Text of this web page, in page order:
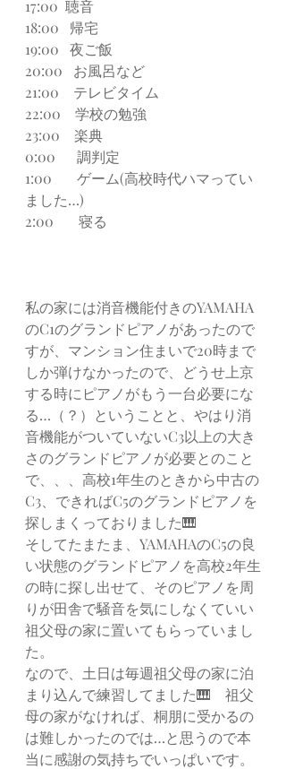
17:00  聴音
18:00   帰宅
19:00   夜ご飯
20:00   お風呂など
21:00    テレビタイム
22:00    学校の勉強
23:00    楽典
0:00      調判定
1:00       ゲーム(高校時代ハマってい
ました…)
2:00       寝る
私の家には消音機能付きのYAMAHA
のC1のグランドピアノがあったので
すが、マンション住まいで20時まで
しか弾けなかったので、どうせ上京
する時にピアノがもう一台必要にな
る…（？）ということと、やはり消
音機能がついていないC3以上の大き
さのグランドピアノが必要とのこと
で、、、高校1年生のときから中古の
C3、できればC5のグランドピアノを
探しまくっておりました🎹
そしてたまたま、YAMAHAのC5の良
い状態のグランドピアノを高校2年生
の時に探し出せて、そのピアノを周
りが田舎で騒音を気にしなくていい
祖父母の家に置いてもらっていまし
た。
なので、土日は毎週祖父母の家に泊
まり込んで練習してました🎹　祖父
母の家がなければ、桐朋に受かるの
は難しかったのでは…と思うので本
当に感謝の気持ちでいっぱいです。